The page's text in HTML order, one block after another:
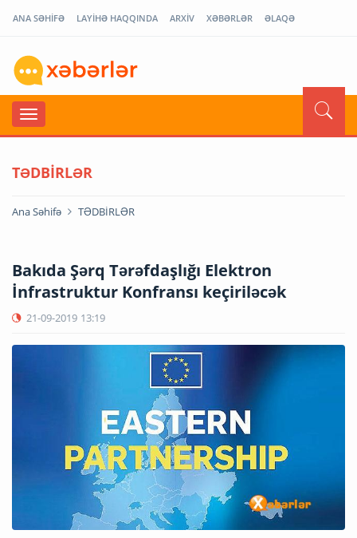
ANA SƏHİFƏ LAYİHƏ HAQQINDA ARXİV XƏBƏRLƏR ƏLAQƏ
TƏDBİRLƏR
Ana Səhifə TƏDBİRLƏR
Bakıda Şərq Tərəfdaşlığı Elektron
İnfrastruktur Konfransı keçiriləcək
21-09-2019 13:19